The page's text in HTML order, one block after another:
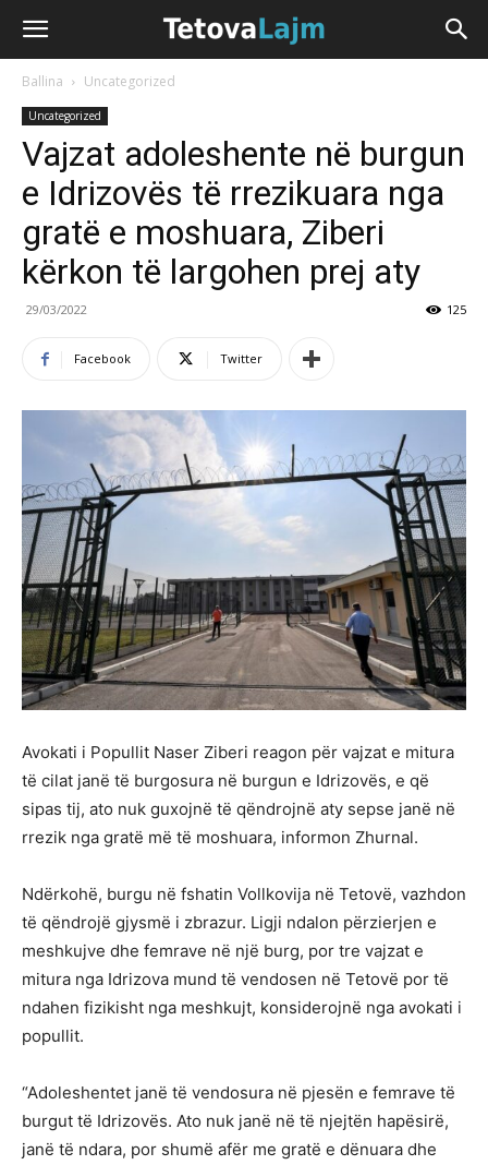
Ballina Uncategorized
Uncategorized
Vajzat adoleshente në burgun
e Idrizovës të rrezikuara nga
gratë e moshuara, Ziberi
kërkon të largohen prej aty
29/03/2022 125
Facebook Twitter
Avokati i Popullit Naser Ziberi reagon për vajzat e mitura
të cilat janë të burgosura në burgun e Idrizovës, e që
sipas tij, ato nuk guxojnë të qëndrojnë aty sepse janë në
rrezik nga gratë më të moshuara, informon Zhurnal.
Ndërkohë, burgu në fshatin Vollkovija në Tetovë, vazhdon
të qëndrojë gjysmë i zbrazur. Ligji ndalon përzierjen e
meshkujve dhe femrave në një burg, por tre vajzat e
mitura nga Idrizova mund të vendosen në Tetovë por të
ndahen fizikisht nga meshkujt, konsiderojnë nga avokati i
popullit.
“Adoleshentet janë të vendosura në pjesën e femrave të
burgut të Idrizovës. Ato nuk janë në të njejtën hapësirë,
janë të ndara, por shumë afër me gratë e dënuara dhe